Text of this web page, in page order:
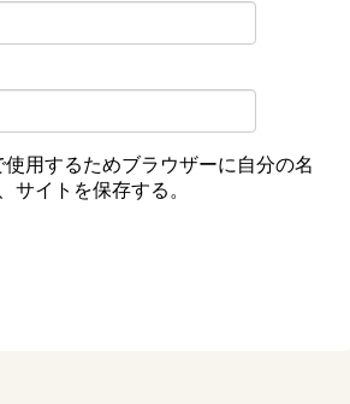
用するためブラウザーに自分の名
サイトを保存する。